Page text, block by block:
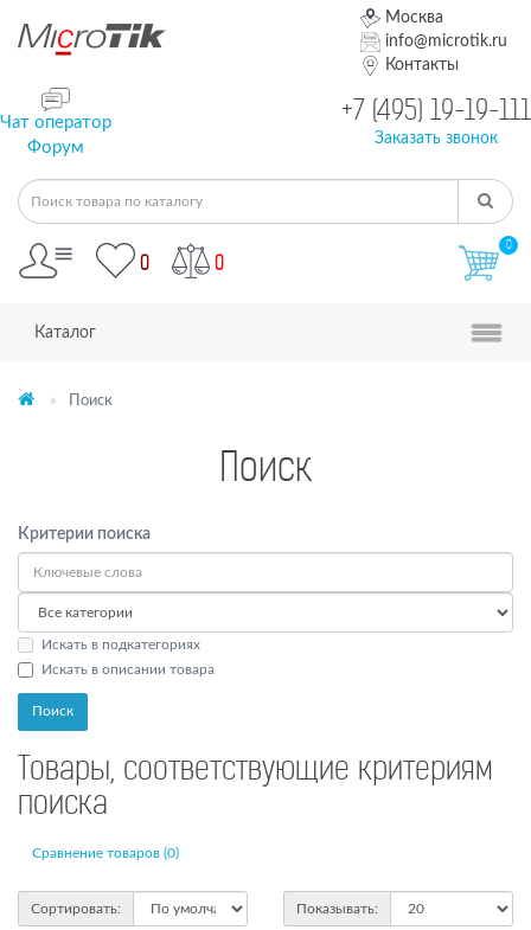
Москва
info@microtik.ru
Контакты
Чат оператор
Форум
+7 (495) 19-19-111
Заказать звонок
0 0
0
Каталог
Поиск
Поиск
Критерии поиска
Искать в подкатегориях
Искать в описании товара
Товары, соответствующие критериям
поиска
Сравнение товаров (0)
Сортировать: Показывать: